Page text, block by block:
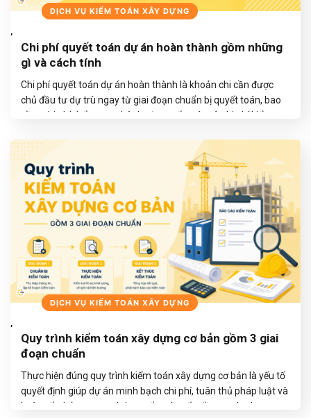
BLOGS
,
DỊCH VỤ KIỂM TOÁN XÂY DỰNG
Chi phí quyết toán dự án hoàn thành gồm những
gì và cách tính
Chi phí quyết toán dự án hoàn thành là khoản chi cần được
chủ đầu tư dự trù ngay từ giai đoạn chuẩn bị quyết toán, bao
gồm chi phí thẩm tra, phê duyệt quyết toán và chi phí kiểm
đúng các khoản…
TIẾP TỤC ĐỌC→
BLOGS
,
DỊCH VỤ KIỂM TOÁN XÂY DỰNG
Quy trình kiểm toán xây dựng cơ bản gồm 3 giai
đoạn chuẩn
Thực hiện đúng quy trình kiểm toán xây dựng cơ bản là yếu tố
quyết định giúp dự án minh bạch chi phí, tuân thủ pháp luật và
hoàn tất thủ tục quy trình quyết toán vốn đầu tư xây dựng